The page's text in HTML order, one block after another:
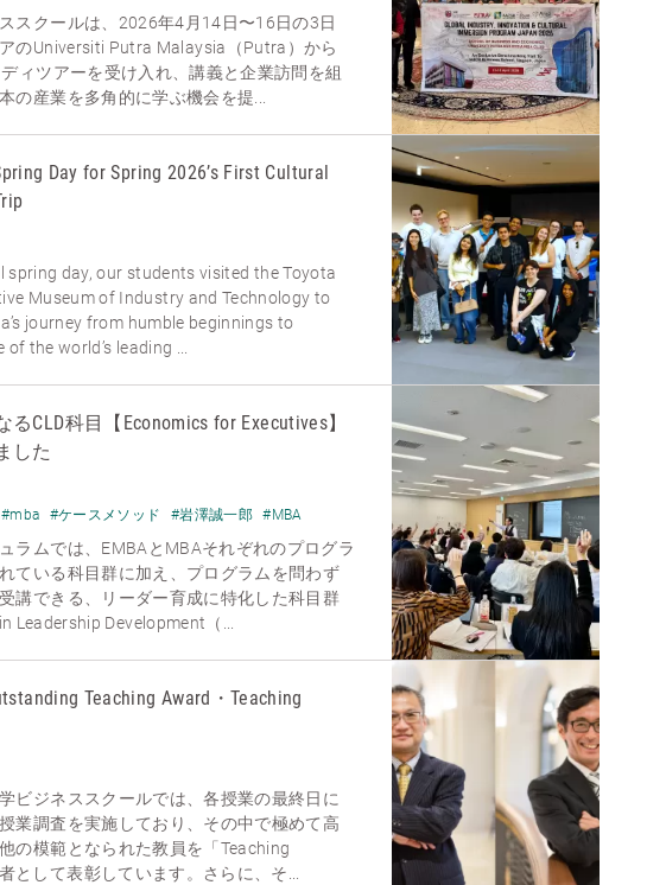
スクールは、2026年4月14日〜16日の3日
のUniversiti Putra Malaysia（Putra）から
ィツアーを受け入れ、講義と企業訪問を組
の産業を多角的に学ぶ機会を提...
Day for Spring 2026’s First Cultural
spring day, our students visited the Toyota
Museum of Industry and Technology to
journey from humble beginnings to
the world’s leading ...
CLD科目【Economics for Executives】
した
#mba #ケースメソッド #岩澤誠一郎 #MBA
ラムでは、EMBAとMBAそれぞれのプログラ
ている科目群に加え、プログラムを問わず
講できる、リーダー育成に特化した科目群
Leadership Development（...
Teaching Award・Teaching
ビジネススクールでは、各授業の最終日に
業調査を実施しており、その中で極めて高
の模範となられた教員を「Teaching
として表彰しています。さらに、そ...